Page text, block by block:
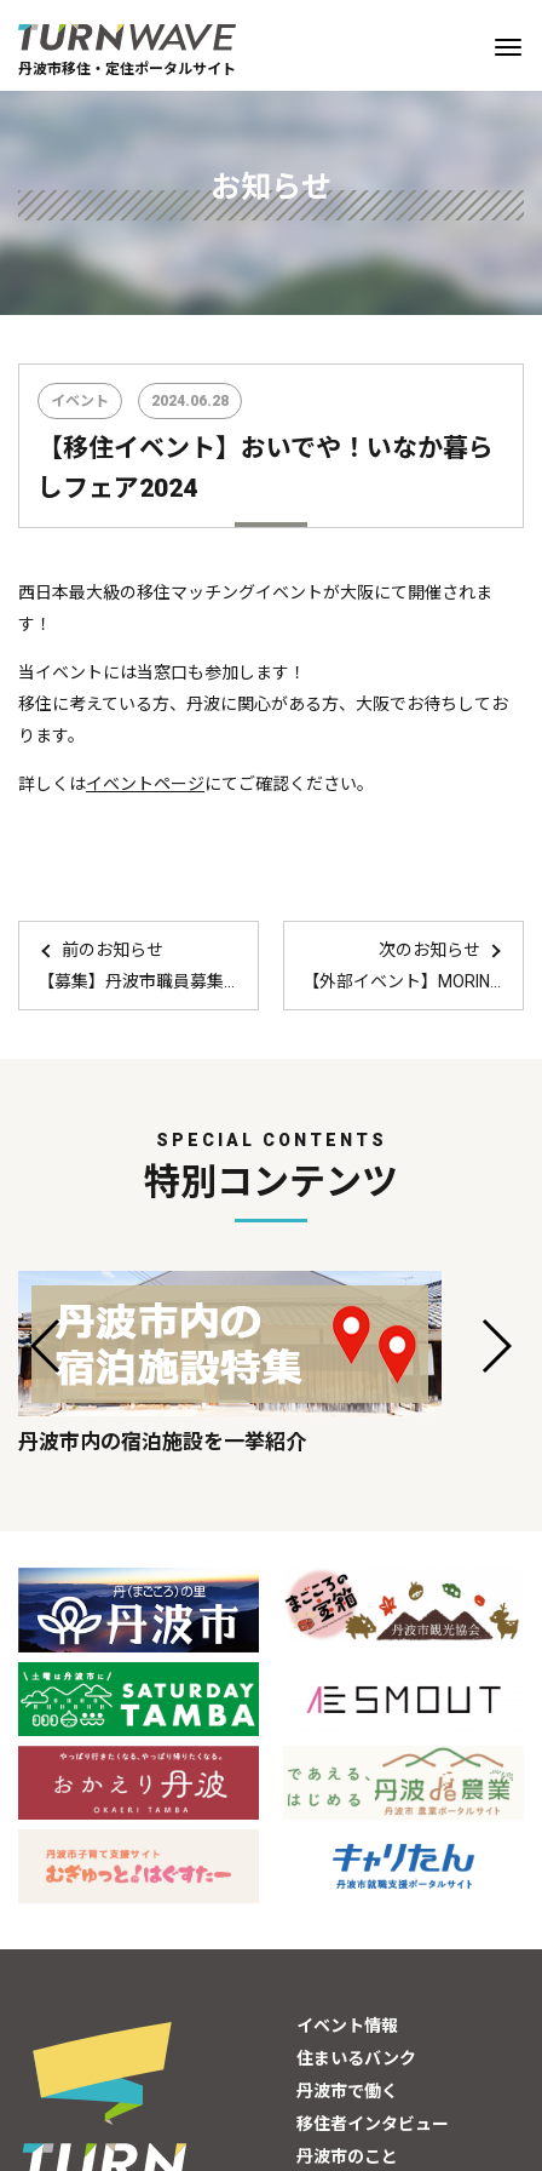
丹波市移住・定住ポータルサイト
お知らせ
イベント 2024.06.28
【移住イベント】おいでや！いなか暮ら
しフェア2024
西日本最大級の移住マッチングイベントが大阪にて開催されま
す！
当イベントには当窓口も参加します！
移住に考えている方、丹波に関心がある方、大阪でお待ちしてお
ります。
詳しくはイベントページにてご確認ください。
前のお知らせ
次のお知らせ
SPECIAL CONTENTS
特別コンテンツ
丹波市内の宿泊施設を一挙紹介
イベント情報
住まいるバンク
丹波市で働く
移住者インタビュー
丹波市のこと